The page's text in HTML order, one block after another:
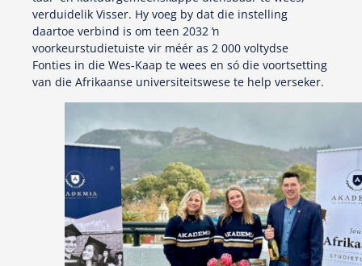
verduidelik Visser. Hy voeg by dat die instelling
daartoe verbind is om teen 2032 ŉ
voorkeurstudietuiste vir méér as 2 000 voltydse
Fonties in die Wes-Kaap te wees en só die voortsetting
van die Afrikaanse universiteitswese te help verseker.